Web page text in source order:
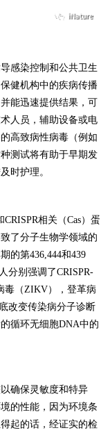
感染控制和公共卫生
健机构中的疾病传播
能迅速提供结果，可
人员，辅助设备或电
高致病性病毒（例如
测试将有助于早期发
时护理。
相关（Cas）蛋
了分子生物学领域的
的第436,444和439
分别强调了CRISPR-
毒（ZIKV），登革病
改变传染病分子诊断
循环无细胞DNA中的
确保灵敏度和特异
的性能，因为环境条
起的话，经证实的检